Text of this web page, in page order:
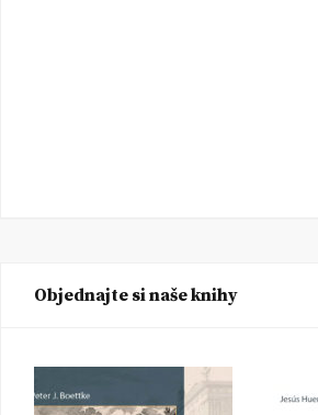
Objednajte si naše knihy